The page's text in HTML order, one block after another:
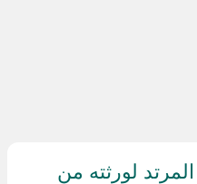
لورثته من